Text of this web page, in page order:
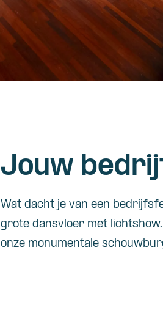
Jouw
Wat dacht je van een
grote dansvloer met
onze monumentale